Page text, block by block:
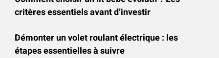
critères essentiels avant d’investir
Démonter un volet roulant électrique : les
étapes essentielles à suivre